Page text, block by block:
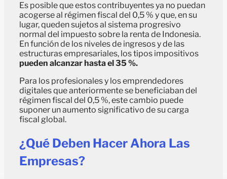
Es posible que estos contribuyentes ya no puedan
acogerse al régimen fiscal del 0,5 % y que, en su
lugar, queden sujetos al sistema progresivo
normal del impuesto sobre la renta de Indonesia.
En función de los niveles de ingresos y de las
estructuras empresariales, los tipos impositivos
pueden alcanzar hasta el 35 %.
Para los profesionales y los emprendedores
digitales que anteriormente se beneficiaban del
régimen fiscal del 0,5 %, este cambio puede
suponer un aumento significativo de su carga
fiscal global.
¿Qué Deben Hacer Ahora Las
Empresas?